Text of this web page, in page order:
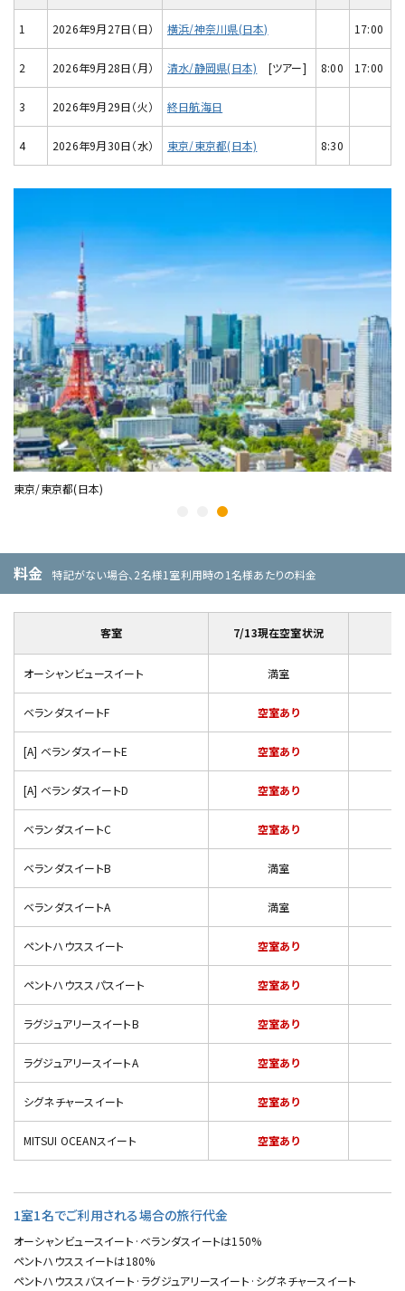
1 2026年9月27日（日） 横浜/神奈川県(日本) 17:00
2 2026年9月28日（月） 清水/静岡県(日本) [ツアー] 8:00 17:00
3 2026年9月29日（火） 終日航海日
4 2026年9月30日（水） 東京/東京都(日本) 8:30
東京/東京都(日本)
料金 特記がない場合、2名様1室利用時の1名様あたりの料金
客室 7/13現在空室状況
オーシャンビュースイート 満室
ベランダスイートF 空室あり
[A] ベランダスイートE 空室あり
[A] ベランダスイートD 空室あり
ベランダスイートC 空室あり
ベランダスイートB 満室
ベランダスイートA 満室
ペントハウススイート 空室あり
ペントハウススパスイート 空室あり
ラグジュアリースイートB 空室あり
ラグジュアリースイートA 空室あり
シグネチャースイート 空室あり
MITSUI OCEANスイート 空室あり
1室1名でご利用される場合の旅行代金
オーシャンビュースイート·ベランダスイートは150%
ペントハウススイートは180%
ペントハウススバスイート·ラグジュアリースイート·シグネチャースイート